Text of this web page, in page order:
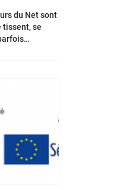
du Net sont
tissent, se